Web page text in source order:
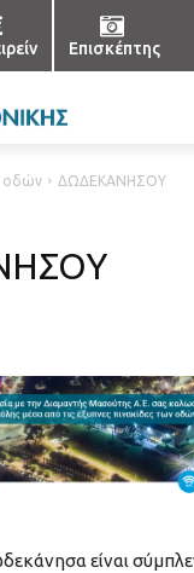
Επισκέπτης
οδών ΔΩΔΕΚΑΝΗΣΟΥ
είναι